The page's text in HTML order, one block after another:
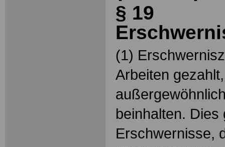
§ 19
(1)
Arbeiten
beinhalten. Dies
Erschwernisse,